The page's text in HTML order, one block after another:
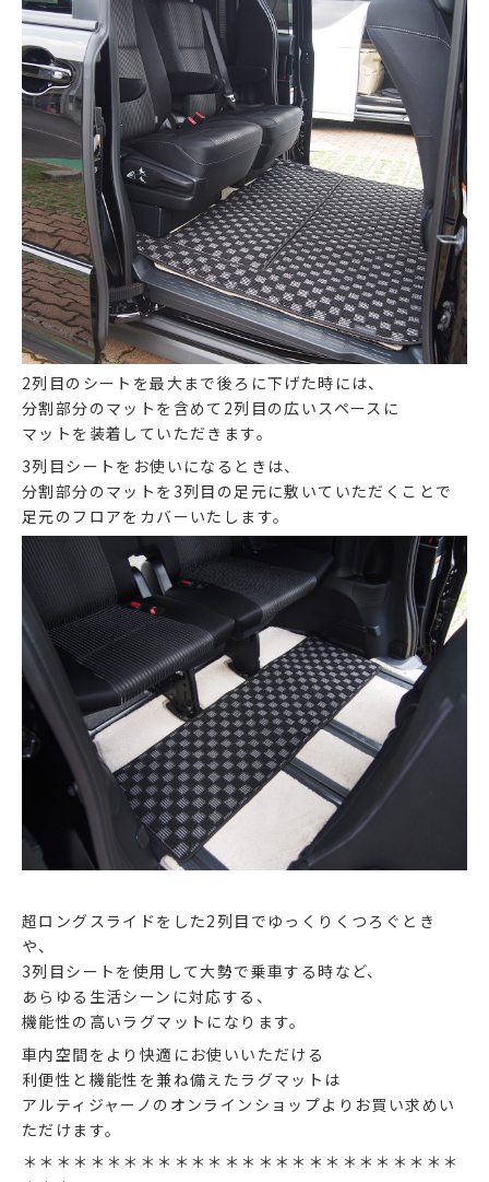
2列目のシートを最大まで後ろに下げた時には、
分割部分のマットを含めて2列目の広いスペースに
マットを装着していただきます。
3列目シートをお使いになるときは、
分割部分のマットを3列目の足元に敷いていただくことで
足元のフロアをカバーいたします。
超ロングスライドをした2列目でゆっくりくつろぐとき
や、
3列目シートを使用して大勢で乗車する時など、
あらゆる生活シーンに対応する、
機能性の高いラグマットになります。
車内空間をより快適にお使いいただける
利便性と機能性を兼ね備えたラグマットは
アルティジャーノのオンラインショップよりお買い求めい
ただけます。
＊＊＊＊＊＊＊＊＊＊＊＊＊＊＊＊＊＊＊＊＊＊＊＊＊＊